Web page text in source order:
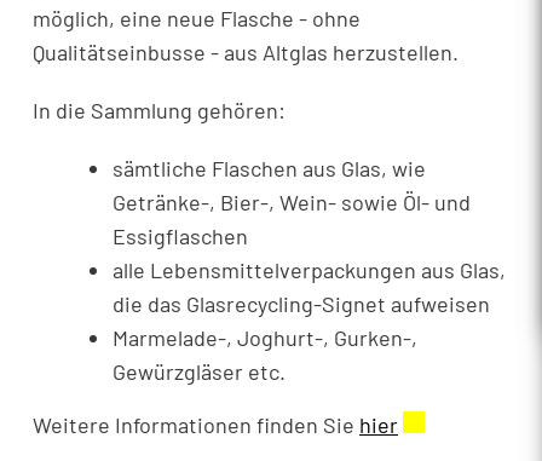
möglich, eine neue Flasche - ohne
Qualitätseinbusse - aus Altglas herzustellen.
In die Sammlung gehören:
sämtliche Flaschen aus Glas, wie
Getränke-, Bier-, Wein- sowie Öl- und
Essigflaschen
alle Lebensmittelverpackungen aus Glas,
die das Glasrecycling-Signet aufweisen
Marmelade-, Joghurt-, Gurken-,
Gewürzgläser etc.
Weitere Informationen finden Sie hier